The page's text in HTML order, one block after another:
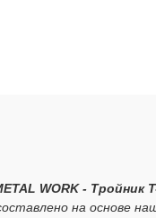
WORK -
на основе